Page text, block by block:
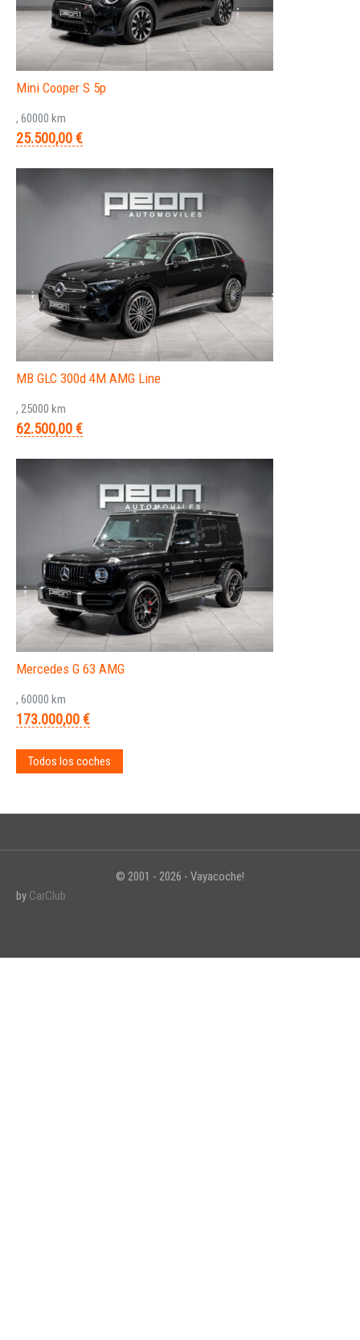
Mini Cooper S 5p
, 60000 km
25.500,00 €
MB GLC 300d 4M AMG Line
, 25000 km
62.500,00 €
Mercedes G 63 AMG
, 60000 km
173.000,00 €
Todos los coches
© 2001 - 2026 - Vayacoche!
by CarClub